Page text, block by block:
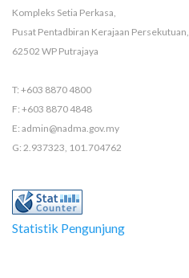
Kompleks Setia Perkasa,
Pusat Pentadbiran Kerajaan Persekutuan,
62502 WP Putrajaya
T: +603 8870 4800
F: +603 8870 4848
E: admin@nadma.gov.my
G: 2.937323, 101.704762
Statistik Pengunjung